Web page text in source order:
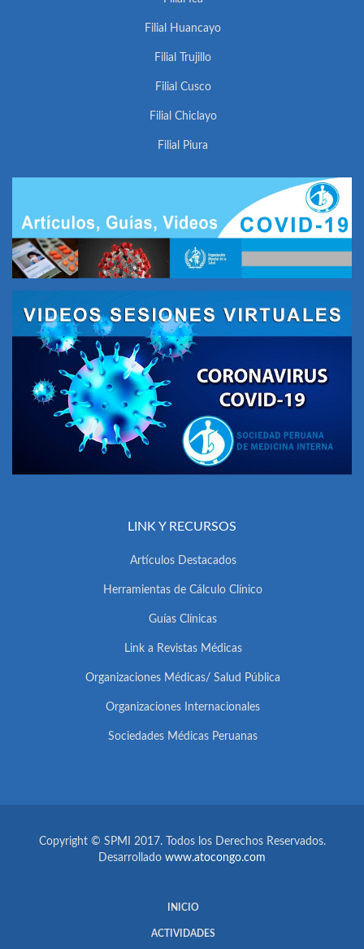
Filial Huancayo
Filial Trujillo
Filial Cusco
Filial Chiclayo
Filial Piura
LINK Y RECURSOS
Artículos Destacados
Herramientas de Cálculo Clínico
Guías Clínicas
Link a Revistas Médicas
Organizaciones Médicas/ Salud Pública
Organizaciones Internacionales
Sociedades Médicas Peruanas
Copyright © SPMI 2017. Todos los Derechos Reservados.
Desarrollado www.atocongo.com
INICIO
ACTIVIDADES